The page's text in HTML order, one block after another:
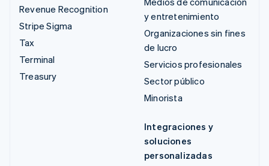
Revenue Recognition
Stripe Sigma
Tax
Terminal
Treasury
y entretenimiento
Organizaciones sin fines
de lucro
Servicios profesionales
Sector público
Minorista
Integraciones y
soluciones
personalizadas